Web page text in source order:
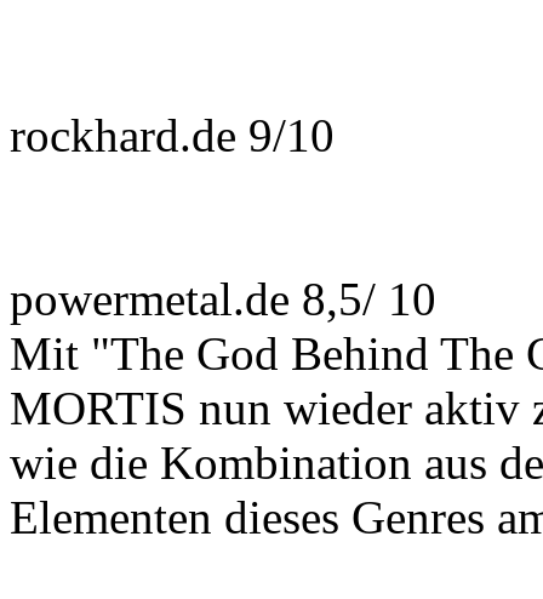
rockhard.de 9/10
powermetal.de 8,5/ 10
Mit "The God Behind The
MORTIS nun wieder aktiv
wie die Kombination aus
Elementen dieses Genres